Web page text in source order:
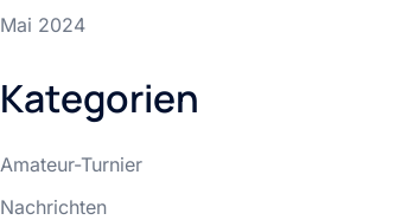
Mai 2024
Kategorien
Amateur-Turnier
Nachrichten